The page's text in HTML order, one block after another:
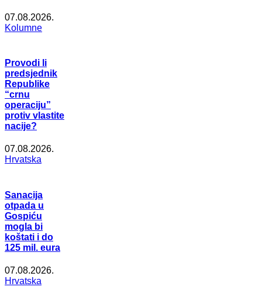
07.08.2026.
Kolumne
Provodi li
predsjednik
Republike
“crnu
operaciju”
protiv vlastite
nacije?
07.08.2026.
Hrvatska
Sanacija
otpada u
Gospiću
mogla bi
koštati i do
125 mil. eura
07.08.2026.
Hrvatska